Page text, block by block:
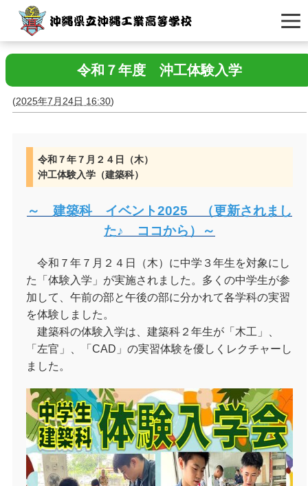
令和７年度 沖工体験入学
(2025年7月24日 16:30)
令和７年７月２４日（木）
沖工体験入学（建築科）
～ 建築科 イベント2025 （更新されまし
た♪ ココから）～
令和７年７月２４日（木）に中学３年生を対象にし
た「体験入学」が実施されました。多くの中学生が参
加して、午前の部と午後の部に分かれて各学科の実習
を体験しました。
建築科の体験入学は、建築科２年生が「木工」、
「左官」、「CAD」の実習体験を優しくレクチャーし
ました。